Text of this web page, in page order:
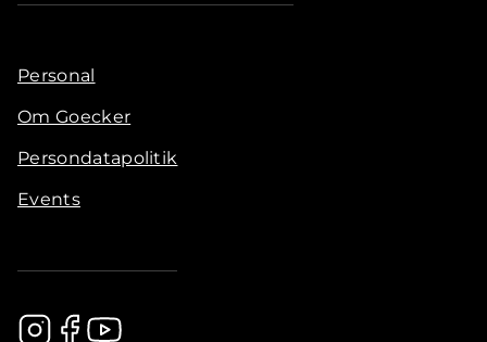
Personal
Om Goecker
Persondatapolitik
Events